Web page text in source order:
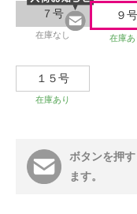
７号
在庫なし
９号
在庫あ
１５号
在庫あり
ボタンを押
ます。